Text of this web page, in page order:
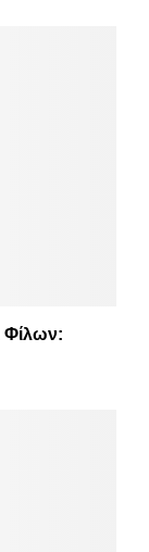
Φίλων: